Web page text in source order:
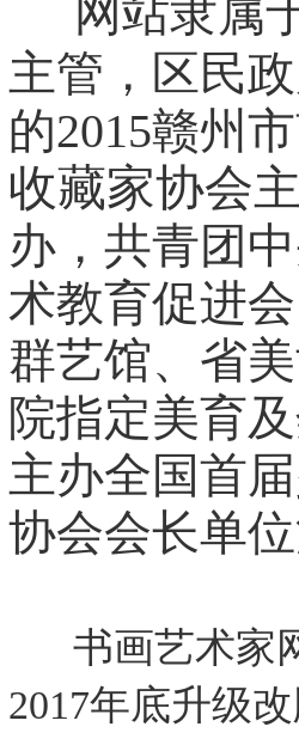
网站隶属
主管，区民
的2015赣州
收藏家协会
办，共青团
术教育促进
群艺馆、省
院指定美育
主办全国首
协会会长单位
书画艺术家网
2017年底升级